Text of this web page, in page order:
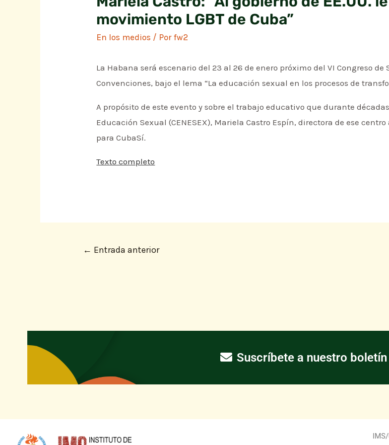
movimiento LGBT de Cuba”
En los medios / Porfw2
La Habana será escenario del 23 al 26 de enero próximo del VI Congreso
Convenciones, bajo el lema “La educación sexual en los procesos de
A propósito de este evento y sobre el trabajo educativo que durante
Educación Sexual (CENESEX), Mariela Castro Espín, directora de ese
para CubaSí.
Texto completo
← Entrada anterior
Suscríbete a nuestro boletín